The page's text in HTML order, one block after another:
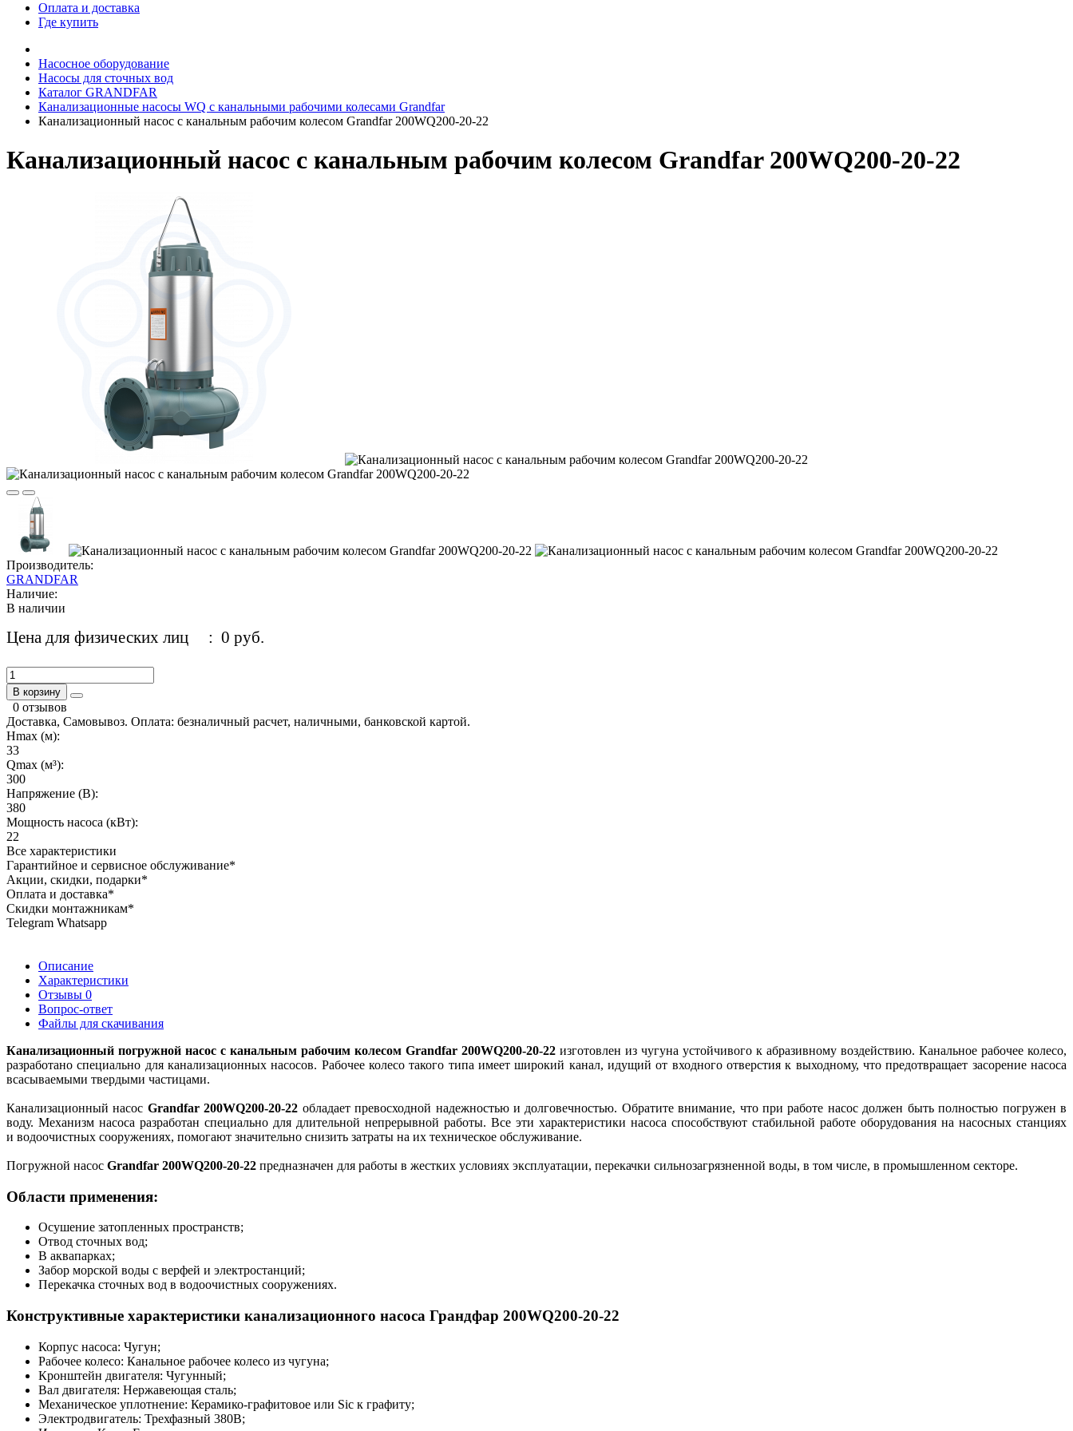
Оплата и доставка
Где купить
Насосное оборудование
Насосы для сточных вод
Каталог GRANDFAR
Канализационные насосы WQ с канальными рабочими колесами Grandfar
Канализационный насос с канальным рабочим колесом Grandfar 200WQ200-20-22
Канализационный насос с канальным рабочим колесом Grandfar 200WQ200-20-22
Производитель:
GRANDFAR
Наличие:
В наличии
Цена для физических лиц : 0 руб.
В корзину
0 отзывов
Доставка, Самовывоз. Оплата: безналичный расчет, наличными, банковской картой.
Hmax (м):
33
Qmax (м³):
300
Напряжение (В):
380
Мощность насоса (кВт):
22
Все характеристики
Гарантийное и сервисное обслуживание*
Акции, скидки, подарки*
Оплата и доставка*
Скидки монтажникам*
Telegram Whatsapp
Описание
Характеристики
Отзывы 0
Вопрос-ответ
Файлы для скачивания
Канализационный погружной насос с канальным рабочим колесом Grandfar 200WQ200-20-22 изготовлен из чугуна устойчивого к абразивному воздействию. Канальное рабочее колесо,
разработано специально для канализационных насосов. Рабочее колесо такого типа имеет широкий канал, идущий от входного отверстия к выходному, что предотвращает засорение насоса
всасываемыми твердыми частицами.
Канализационный насос Grandfar 200WQ200-20-22 обладает превосходной надежностью и долговечностью. Обратите внимание, что при работе насос должен быть полностью погружен в
воду. Механизм насоса разработан специально для длительной непрерывной работы. Все эти характеристики насоса способствуют стабильной работе оборудования на насосных станциях
и водоочистных сооружениях, помогают значительно снизить затраты на их техническое обслуживание.
Погружной насос Grandfar 200WQ200-20-22 предназначен для работы в жестких условиях эксплуатации, перекачки сильнозагрязненной воды, в том числе, в промышленном секторе.
Области применения:
Осушение затопленных пространств;
Отвод сточных вод;
В аквапарках;
Забор морской воды с верфей и электростанций;
Перекачка сточных вод в водоочистных сооружениях.
Конструктивные характеристики канализационного насоса Грандфар 200WQ200-20-22
Корпус насоса: Чугун;
Рабочее колесо: Канальное рабочее колесо из чугуна;
Кронштейн двигателя: Чугунный;
Вал двигателя: Нержавеющая сталь;
Механическое уплотнение: Керамико-графитовое или Sic к графиту;
Электродвигатель: Трехфазный 380В;